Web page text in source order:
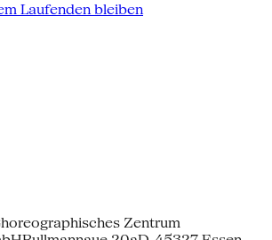
Laufenden bleiben
Zentrum